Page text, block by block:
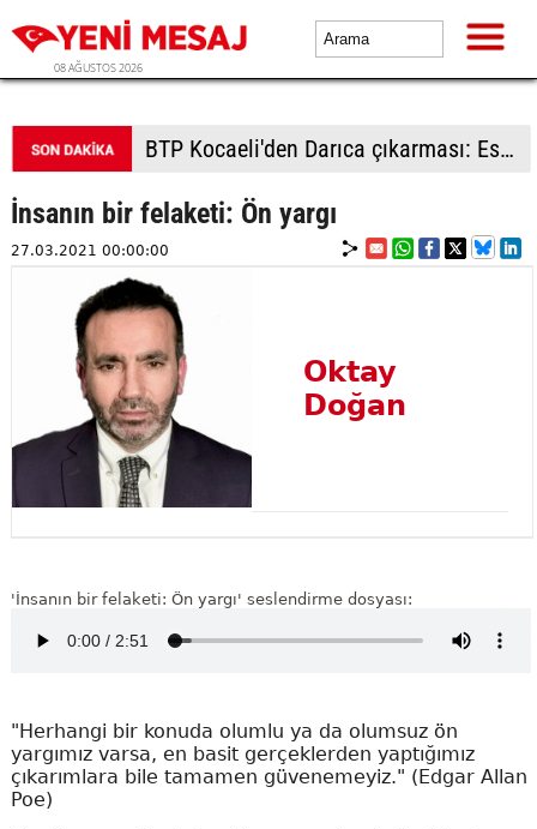
08 AĞUSTOS 2026
BTP Kocaeli'den Darıca çıkarması: Esnaf ve derneklerden yoğun ilgi
İnsanın bir felaketi: Ön yargı
27.03.2021 00:00:00
Oktay
Doğan
'İnsanın bir felaketi: Ön yargı' seslendirme dosyası:
"Herhangi bir konuda olumlu ya da olumsuz ön
yargımız varsa, en basit gerçeklerden yaptığımız
çıkarımlara bile tamamen güvenemeyiz." (Edgar Allan
Poe)